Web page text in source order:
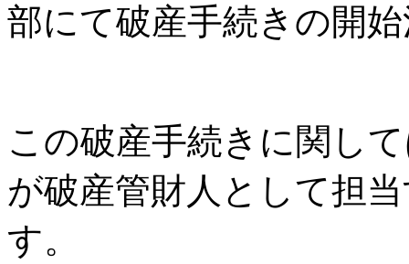
部にて破産手続きの開
この破産手続きに関し
が破産管財人として担
す。